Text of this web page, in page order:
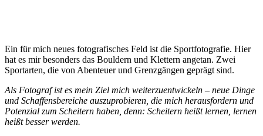
Ein für mich neues fotografisches Feld ist die Sportfotografie. Hier
hat es mir besonders das Bouldern und Klettern angetan. Zwei
Sportarten, die von Abenteuer und Grenzgängen geprägt sind.
Als Fotograf ist es mein Ziel mich weiterzuentwickeln – neue Dinge
und Schaffensbereiche auszuprobieren, die mich herausfordern und
Potenzial zum Scheitern haben, denn: Scheitern heißt lernen, lernen
heißt besser werden.